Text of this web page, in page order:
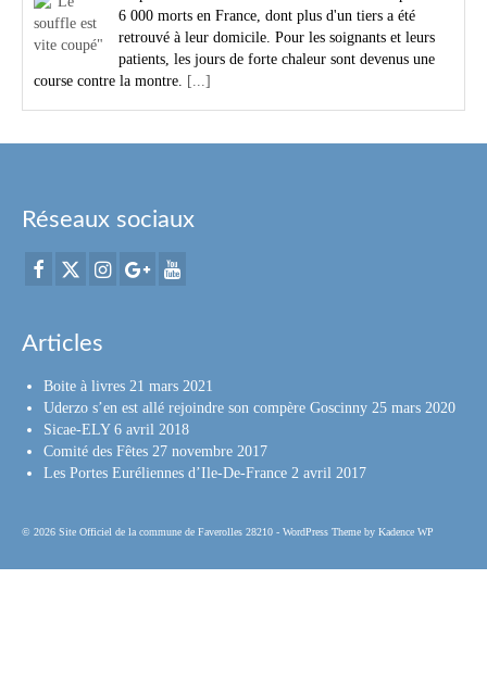
6 000 morts en France, dont plus d'un tiers a été
retrouvé à leur domicile. Pour les soignants et leurs
patients, les jours de forte chaleur sont devenus une
course contre la montre. [...]
Réseaux sociaux
Articles
Boite à livres 21 mars 2021
Uderzo s’en est allé rejoindre son compère Goscinny 25 mars 2020
Sicae-ELY 6 avril 2018
Comité des Fêtes 27 novembre 2017
Les Portes Euréliennes d’Ile-De-France 2 avril 2017
© 2026 Site Officiel de la commune de Faverolles 28210 - WordPress Theme by Kadence WP